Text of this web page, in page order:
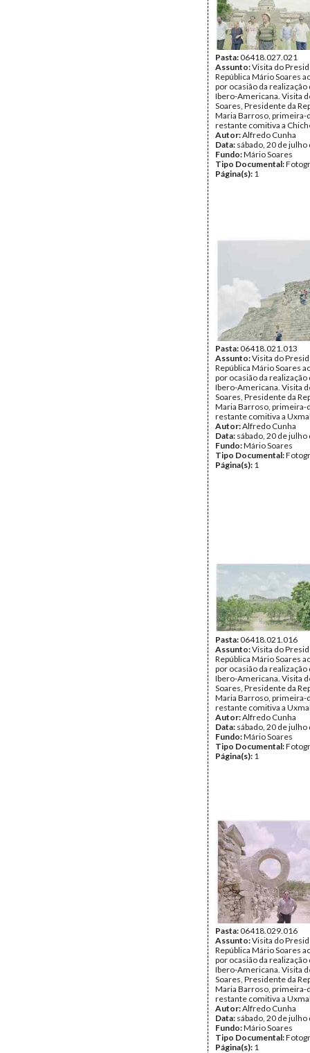
Pasta:06418.027.021
Assunto:Visita do
República Mário Soares
por ocasião da realização
Ibero-Americana. Visita
Soares, Presidente da
Maria Barroso, primeira-
restante comitiva a
Autor:Alfredo Cunha
Data: sábado, 20 de julho
Fundo:Mário Soares
Tipo Documental:
Página(s): 1
Pasta:06418.021.013
Assunto:Visita do
República Mário Soares
por ocasião da realização
Ibero-Americana. Visita
Soares, Presidente da
Maria Barroso, primeira-
restante comitiva a
Autor:Alfredo Cunha
Data: sábado, 20 de julho
Fundo:Mário Soares
Tipo Documental:
Página(s): 1
Pasta:06418.021.016
Assunto:Visita do
República Mário Soares
por ocasião da realização
Ibero-Americana. Visita
Soares, Presidente da
Maria Barroso, primeira-
restante comitiva a
Autor:Alfredo Cunha
Data: sábado, 20 de julho
Fundo:Mário Soares
Tipo Documental:
Página(s): 1
Pasta:06418.029.016
Assunto:Visita do
República Mário Soares
por ocasião da realização
Ibero-Americana. Visita
Soares, Presidente da
Maria Barroso, primeira-
restante comitiva a
Autor:Alfredo Cunha
Data: sábado, 20 de julho
Fundo:Mário Soares
Tipo Documental:
Página(s): 1